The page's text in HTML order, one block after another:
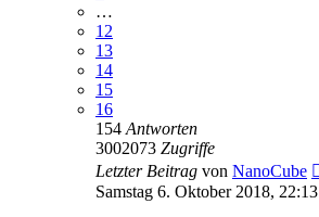
…
12
13
14
15
16
154 Antworten
3002073 Zugriffe
Letzter Beitrag von NanoCube
Samstag 6. Oktober 2018, 22:13